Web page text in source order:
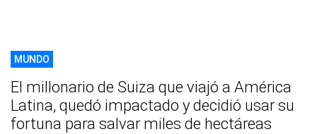
MUNDO
El millonario de Suiza que viajó a América
Latina, quedó impactado y decidió usar su
fortuna para salvar miles de hectáreas